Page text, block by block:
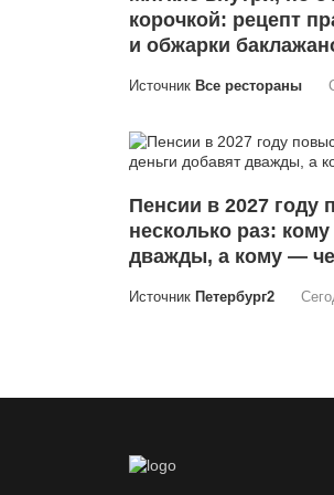
корочкой: рецепт
и обжарки
Источник Все рестораны
Пенсии в 2027 году
несколько раз:
дважды, а кому —
Источник Петербург2